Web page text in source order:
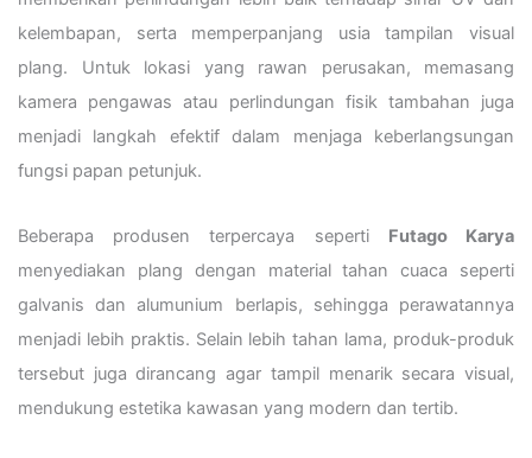
kelembapan, serta memperpanjang usia tampilan visual
plang. Untuk lokasi yang rawan perusakan, memasang
kamera pengawas atau perlindungan fisik tambahan juga
menjadi langkah efektif dalam menjaga keberlangsungan
fungsi papan petunjuk.
Beberapa produsen terpercaya seperti Futago Karya
menyediakan plang dengan material tahan cuaca seperti
galvanis dan alumunium berlapis, sehingga perawatannya
menjadi lebih praktis. Selain lebih tahan lama, produk-produk
tersebut juga dirancang agar tampil menarik secara visual,
mendukung estetika kawasan yang modern dan tertib.